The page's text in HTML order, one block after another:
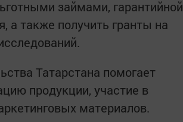
займами, гарантийной
а также получить гранты на
Татарстана помогает
продукции, участие в
материалов.